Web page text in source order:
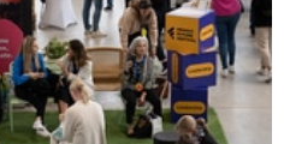
Inhalte und Anzeigen zu
soziale Medien anbieten
unsere Website zu
wir Informationen zu Ihrer